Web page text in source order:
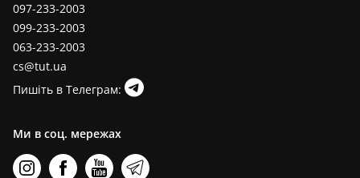
097-233-2003
099-233-2003
063-233-2003
cs@tut.ua
Пишіть в Телеграм:
Ми в соц. мережах